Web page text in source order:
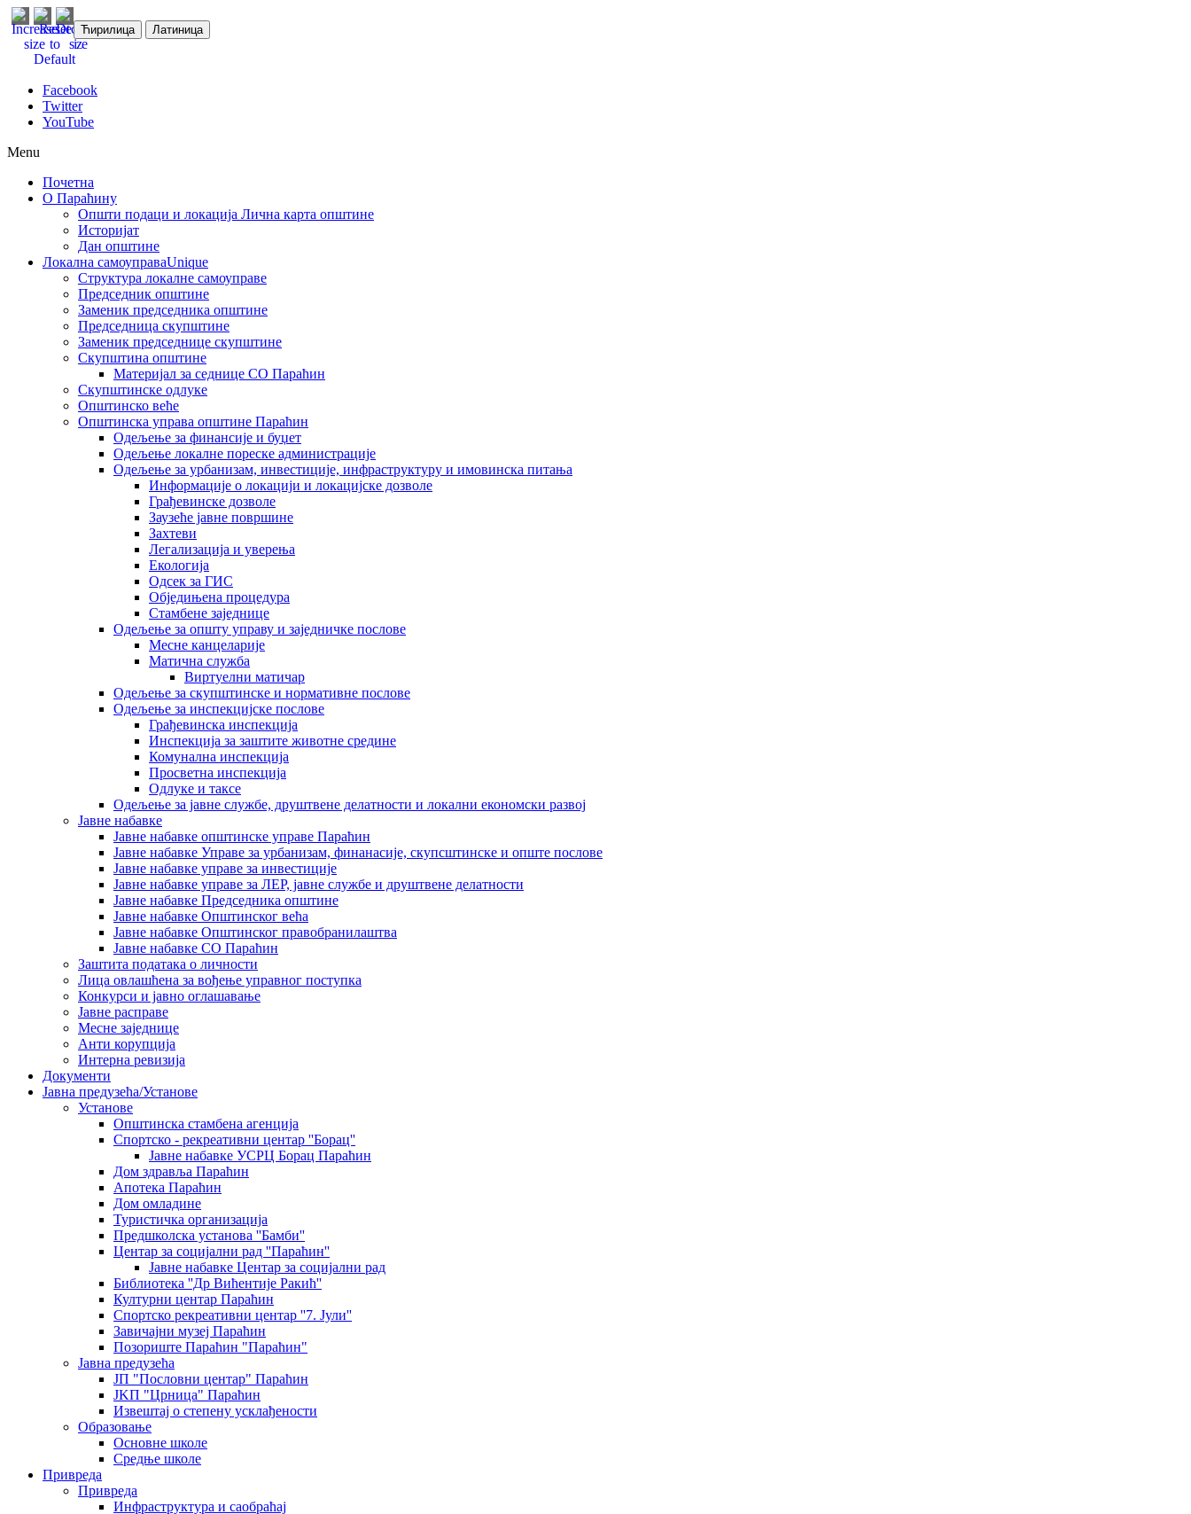
Ћирилица Латиница
Facebook
Twitter
YouTube
Menu
Почетна
О Параћину
Општи подаци и локација Лична карта општине
Историјат
Дан општине
Локална самоуправаUnique
Структура локалне самоуправе
Председник општине
Заменик председника општине
Председница скупштине
Заменик председнице скупштине
Скупштина општине
Материјал за седнице СО Параћин
Скупштинске одлуке
Општинско веће
Општинска управа општине Параћин
Одељење за финансије и буџет
Одељење локалне пореске администрације
Одељење за урбанизам, инвестиције, инфраструктуру и имовинска питања
Информације о локацији и локацијске дозволе
Грађевинске дозволе
Заузеће јавне површине
Захтеви
Легализација и уверења
Екологија
Одсек за ГИС
Обједињена процедура
Стамбене заједнице
Oдељење за општу управу и заједничке послове
Месне канцеларије
Матична служба
Виртуелни матичар
Одељење за скупштинске и нормативне послове
Одељење за инспекцијске послове
Грађевинска инспекција
Инспекција за заштите животне средине
Комунална инспекција
Просветна инспекција
Одлуке и таксе
Одељење за јавне службе, друштвене делатности и локални економски развој
Јавне набавке
Јавне набавке општинске управе Параћин
Јавне набавке Управе за урбанизам, финанасије, скупсштинске и опште послове
Јавне набавке управе за инвестиције
Јавне набавке управе за ЛЕР, јавне службе и друштвене делатности
Јавне набавке Председника општине
Јавне набавке Општинског већа
Јавне набавке Општинског правобранилаштва
Јавне набавке СО Параћин
Заштита података о личности
Лица овлашћена за вођење управног поступка
Конкурси и јавно оглашавање
Јавне расправе
Месне заједнице
Анти корупција
Интерна ревизија
Документи
Јавна предузећа/Установе
Установе
Општинскa стамбенa агенцијa
Спортско - рекреативни центар ''Борац''
Јавне набавке УСРЦ Борац Параћин
Дом здравља Параћин
Апотека Параћин
Дом омладине
Туристичка организација
Предшколска установа ''Бамби''
Центар за социјални рад ''Параћин''
Јавне набавке Центар за социјални рад
Библиотека ''Др Вићентије Ракић''
Културни центар Параћин
Спортско рекреативни центар ''7. Јули''
Завичајни музеј Параћин
Позориште Параћин "Параћин"
Јавна предузећа
ЈП "Пословни центар" Параћин
ЈKП "Црница" Параћин
Извештај о степену усклађености
Образовање
Основне школе
Средње школе
Привреда
Привреда
Инфраструктура и саобраћај